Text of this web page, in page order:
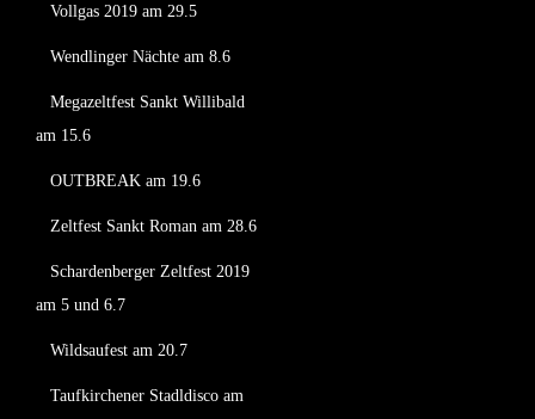
Vollgas 2019 am 29.5
Wendlinger Nächte am 8.6
Megazeltfest Sankt Willibald
am 15.6
OUTBREAK am 19.6
Zeltfest Sankt Roman am 28.6
Schardenberger Zeltfest 2019
am 5 und 6.7
Wildsaufest am 20.7
Taufkirchener Stadldisco am